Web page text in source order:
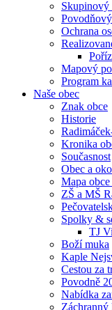
Ochrana
Mapový
Program
Naše obec
Znak obce
Historie
Kronika
Současnost
Obec a
Mapa
ZŠ a MŠ
Spolky &
TJ
Boží muka
Kaple
Cestou za
Povodně
Nabídka
Záchranný